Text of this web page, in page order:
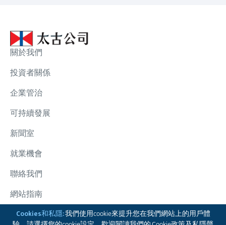
Cookies和私隱:我們使用cookie來提升您在我們網站上的用戶體
關於我們
投資者關係
企業管治
可持續發展
新聞室
就業機會
聯絡我們
網站指南
太古集團